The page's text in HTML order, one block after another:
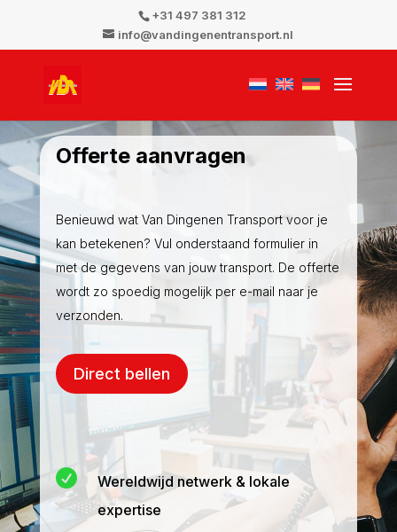
+31 497 381 312
info@vandingenentransport.nl
Offerte aanvragen
Benieuwd wat Van Dingenen Transport voor je
kan betekenen? Vul onderstaand formulier in
met de gegevens van jouw transport. De offerte
wordt zo spoedig mogelijk per e-mail naar je
verzonden.
Direct bellen

Wereldwijd netwerk & lokale
expertise